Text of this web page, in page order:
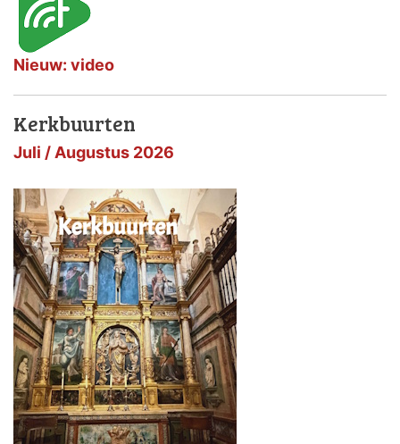
Nieuw: video
Kerkbuurten
Juli / Augustus 2026